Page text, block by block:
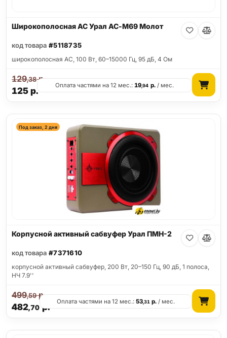
Широкополосная АС Урал АС-М69 Молот
код товара #5118735
широкополосная АС, 100 Вт, 60–15000 Гц, 95 дБ, 4 Ом
125р.
129,38р.
Оплата частями на 12 мес.:19,94 р./ мес.
Под заказ, 2 дня
Корпусной активный сабвуфер Урал ПМН-2
код товара #7371610
корпусной активный сабвуфер, 200 Вт, 20–150 Гц, 90 дБ, 1 полоса,
НЧ 7.9''
482,70р.
499,59р.
Оплата частями на 12 мес.:53,31 р. / мес.